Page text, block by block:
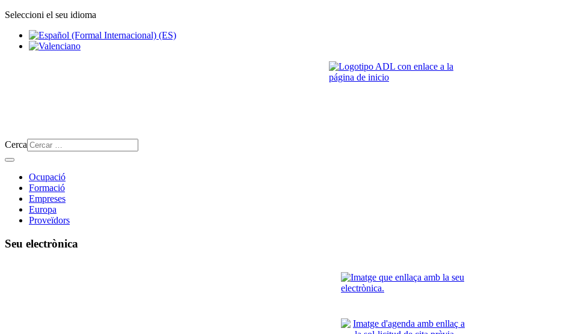
Seleccioni el seu idioma
Cerca
Ocupació
Formació
Empreses
Europa
Proveïdors
Seu electrònica